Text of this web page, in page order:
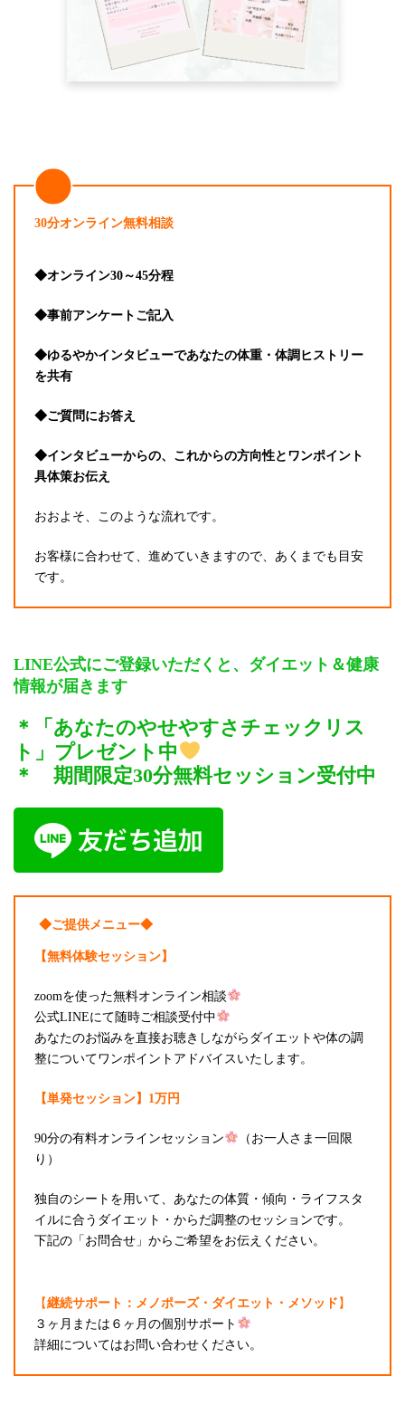
30分オンライン無料相談
◆オンライン30～45分程
◆事前アンケートご記入
◆ゆるやかインタビューであなたの体重・体調ヒストリー
を共有
◆ご質問にお答え
◆インタビューからの、これからの方向性とワンポイント
具体策お伝え
おおよそ、このような流れです。
お客様に合わせて、進めていきますので、あくまでも目安
です。
LINE公式にご登録いただくと、ダイエット＆健康
情報が届きます
＊「あなたのやせやすさチェックリス
ト」プレゼント中
＊ 期間限定30分無料セッション受付中
◆ご提供メニュー◆
【無料体験セッション】
zoomを使った無料オンライン相談
公式LINEにて随時ご相談受付中
あなたのお悩みを直接お聴きしながらダイエットや体の調
整についてワンポイントアドバイスいたします。
【単発セッション】1万円
90分の有料オンラインセッション
（お一人さま一回限
り）
独自のシートを用いて、あなたの体質・傾向・ライフスタ
イルに合うダイエット・からだ調整のセッションです。
下記の「お問合せ」からご希望をお伝えください。
【継続サポート：メノポーズ・ダイエット・メソッド 】
３ヶ月または６ヶ月の個別サポート
詳細についてはお問い合わせください。